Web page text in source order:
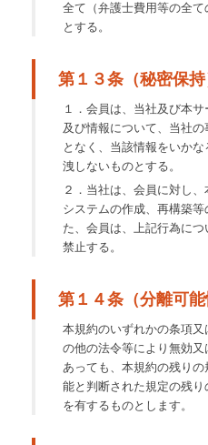
全て（弁護士費用等の全
とする。
第１３条（秘密保持
１．会員は、当社及び本
及び情報について、当社
となく、当該情報をいか
洩しないものとする。
２．当社は、会員に対し
システムの作成、再構築
た、会員は、上記行為に
禁止する。
第１４条（分離可能
本規約のいずれかの条項
の他の法令等により無効
あっても、本規約の残り
能と判断された規定の残
を有するものとします。